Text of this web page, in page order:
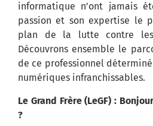
informatique n’ont jamais
passion et son expertise le
plan de la lutte contre les
Découvrons ensemble le
de ce professionnel
numériques infranchissables.
Le Grand Frère (LeGF) :
?